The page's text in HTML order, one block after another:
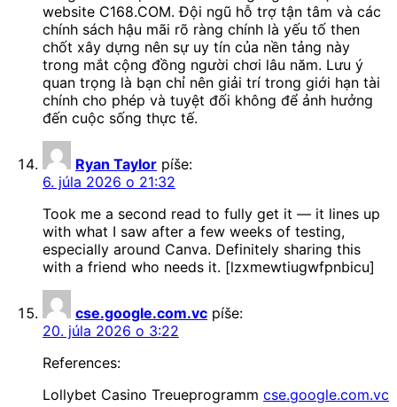
website C168.COM. Đội ngũ hỗ trợ tận tâm và các
chính sách hậu mãi rõ ràng chính là yếu tố then
chốt xây dựng nên sự uy tín của nền tảng này
trong mắt cộng đồng người chơi lâu năm. Lưu ý
quan trọng là bạn chỉ nên giải trí trong giới hạn tài
chính cho phép và tuyệt đối không để ảnh hưởng
đến cuộc sống thực tế.
Ryan Taylor píše:
6. júla 2026 o 21:32
Took me a second read to fully get it — it lines up
with what I saw after a few weeks of testing,
especially around Canva. Definitely sharing this
with a friend who needs it. [lzxmewtiugwfpnbicu]
cse.google.com.vc píše:
20. júla 2026 o 3:22
References:
Lollybet Casino Treueprogramm cse.google.com.vc